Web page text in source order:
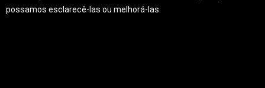
possamos esclarecê-las ou melhorá-las.